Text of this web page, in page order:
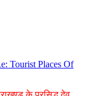
Tourist Places Of